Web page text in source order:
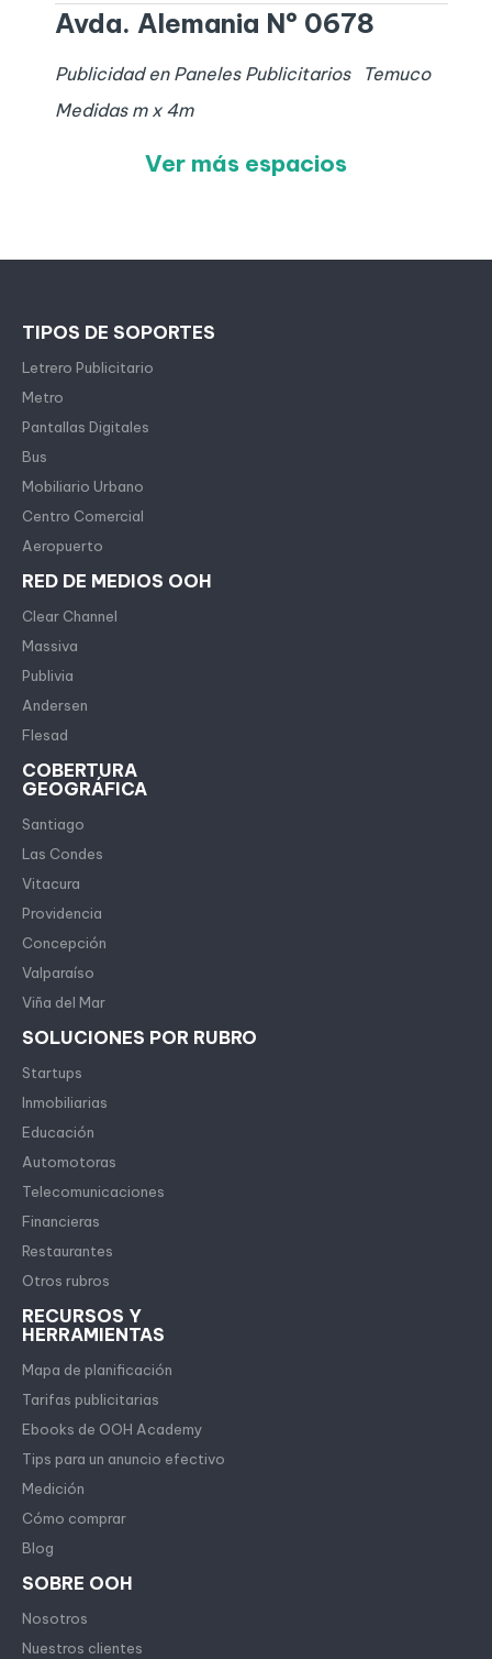
Avda. Alemania Nº 0678
Publicidad en Paneles Publicitarios
Temuco
Medidas m x 4m
Ver más espacios
TIPOS DE SOPORTES
Letrero Publicitario
Metro
Pantallas Digitales
Bus
Mobiliario Urbano
Centro Comercial
Aeropuerto
RED DE MEDIOS OOH
Clear Channel
Massiva
Publivia
Andersen
Flesad
COBERTURA
GEOGRÁFICA
Santiago
Las Condes
Vitacura
Providencia
Concepción
Valparaíso
Viña del Mar
SOLUCIONES POR RUBRO
Startups
Inmobiliarias
Educación
Automotoras
Telecomunicaciones
Financieras
Restaurantes
Otros rubros
RECURSOS Y
HERRAMIENTAS
Mapa de planificación
Tarifas publicitarias
Ebooks de OOH Academy
Tips para un anuncio efectivo
Medición
Cómo comprar
Blog
SOBRE OOH
Nosotros
Nuestros clientes